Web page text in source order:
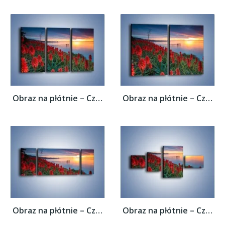
Obraz na płótnie – Czerwone głowy kwiatów... Obraz na płótnie – Czerwone głowy kwiatów...
Obraz na płótnie – Czerwone głowy kwiatów... Obraz na płótnie – Czerwone głowy kwiatów...